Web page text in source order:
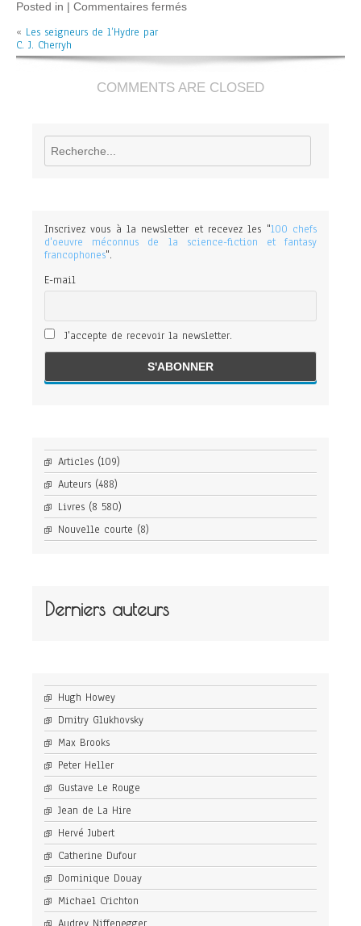
Posted in | Commentaires ferméssur
l’hydre
C.J.
Cherryh
« Les seigneurs de l’Hydre par
C. J. Cherryh
COMMENTS ARE CLOSED
Rechercher
Inscrivez vous à la newsletter et recevez les "100 chefs
d'oeuvre méconnus de la science-fiction et fantasy
francophones".
E-mail
J'accepte de recevoir la newsletter.
Articles (109)
Auteurs (488)
Livres (8 580)
Nouvelle courte (8)
Derniers auteurs
Hugh Howey
Dmitry Glukhovsky
Max Brooks
Peter Heller
Gustave Le Rouge
Jean de La Hire
Hervé Jubert
Catherine Dufour
Dominique Douay
Michael Crichton